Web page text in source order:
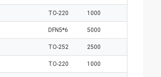
TO-220 1000
DFN5*6 5000
TO-252 2500
TO-220 1000